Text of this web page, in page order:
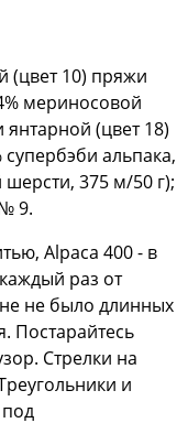
(цвет 10) пряжи
мериносовой
(цвет 18)
альпака,
375 м/50 г);
9.
Alpaca 400 - в
раз от
не было длинных
Постарайтесь
Стрелки на
и